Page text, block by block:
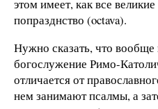
этом имеет, как все
попразднство (octava).
Нужно сказать, что
богослужение Римо-
отличается от
нем занимают псалмы, а